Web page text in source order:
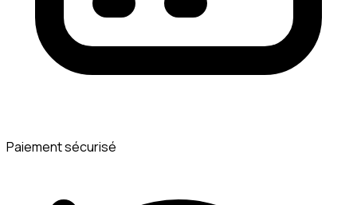
Paiement sécurisé